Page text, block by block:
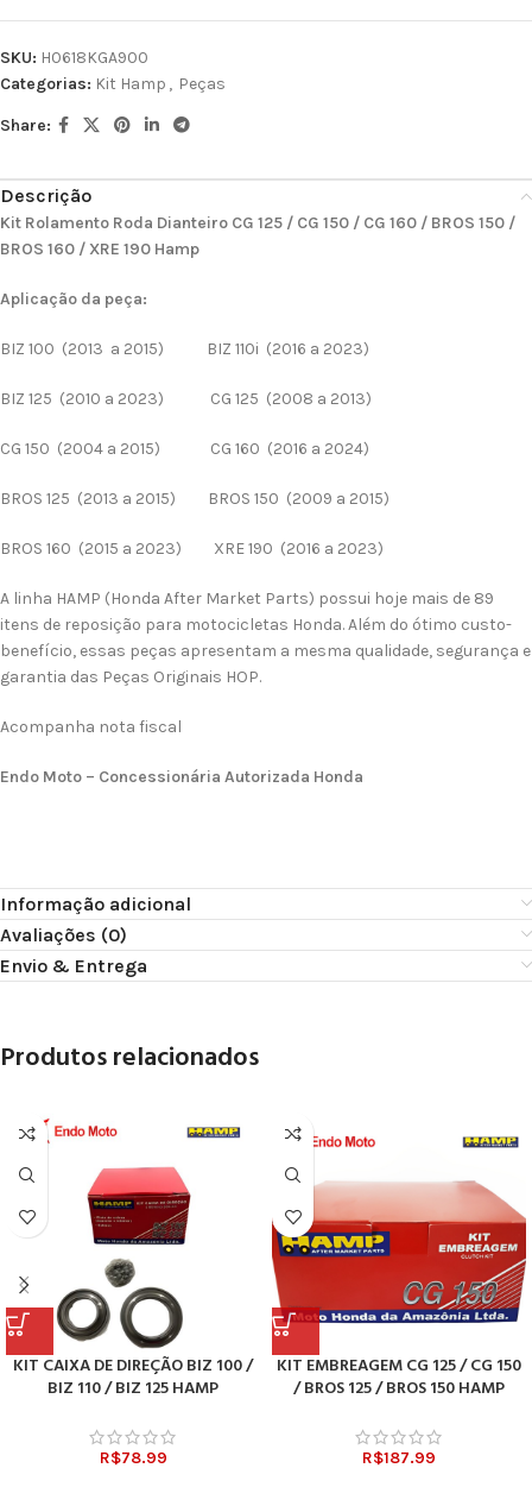
SKU: H0618KGA900
Categorias: Kit Hamp , Peças
Share:
Descrição
Kit Rolamento Roda Dianteiro CG 125 / CG 150 / CG 160 / BROS 150 /
BROS 160 / XRE 190 Hamp
Aplicação da peça:
BIZ 100 (2013 a 2015) BIZ 110i (2016 a 2023)
BIZ 125 (2010 a 2023) CG 125 (2008 a 2013)
CG 150 (2004 a 2015) CG 160 (2016 a 2024)
BROS 125 (2013 a 2015) BROS 150 (2009 a 2015)
BROS 160 (2015 a 2023) XRE 190 (2016 a 2023)
A linha HAMP (Honda After Market Parts) possui hoje mais de 89
itens de reposição para motocicletas Honda. Além do ótimo custo-
benefício, essas peças apresentam a mesma qualidade, segurança e
garantia das Peças Originais HOP.
Acompanha nota fiscal
Endo Moto – Concessionária Autorizada Honda
Informação adicional
Avaliações (0)
Envio & Entrega
Produtos relacionados
KIT CAIXA DE DIREÇÃO BIZ 100 /
BIZ 110 / BIZ 125 HAMP
R$78.99
KIT EMBREAGEM CG 125 / CG 150
/ BROS 125 / BROS 150 HAMP
R$187.99